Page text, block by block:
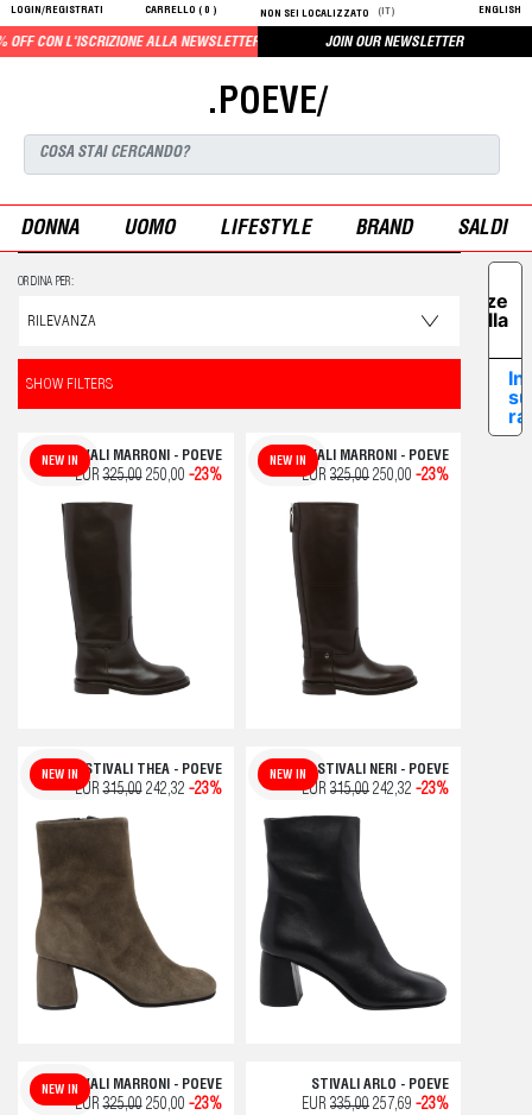
LOGIN/REGISTRATI CARRELLO ( 0 ) NON SEI LOCALIZZATO (IT) ENGLISH
CON L'ISCRIZIONE ALLA NEWSLETTER JOIN OUR NEWSLETTER
.POEVE/
DONNA UOMO LIFESTYLE BRAND SALDI
ORDINA PER:
SHOW FILTERS
STIVALI MARRONI - POEVE
NEW IN
EUR325,00250,00 -23%
STIVALI MARRONI - POEVE
NEW IN
EUR 325,00 250,00 -23%
STIVALI THEA - POEVE
NEW IN
EUR315,00242,32 -23%
STIVALI NERI - POEVE
NEW IN
EUR 315,00 242,32 -23%
STIVALI MARRONI - POEVE
NEW IN
EUR325,00250,00 -23%
STIVALI ARLO - POEVE
EUR 335,00 257,69 -23%
preferenze
relative alla